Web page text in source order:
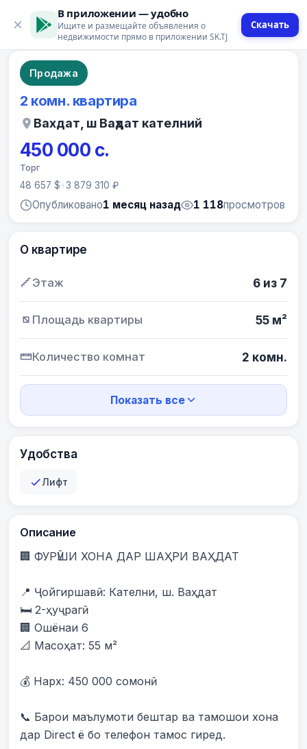
В приложении — удобно
Ищите и размещайте объявления о
недвижимости прямо в приложении SK.TJ
Скачать
9 фото
Продажа
2 комн. квартира
Вахдат, ш Ваҳдат кателний
450 000 с.
Торг
48 657 $•3 879 310 ₽
Опубликовано1 месяц назад 1 118просмотров
О квартире
Этаж 6 из 7
Площадь квартиры 55 м²
Количество комнат 2 комн.
Показать все
Удобства
Лифт
Описание
🏢 ФУРӮШИ ХОНА ДАР ШАҲРИ ВАҲДАТ
📍 Ҷойгиршавӣ: Кателни, ш. Ваҳдат
🛏️ 2-ҳуҷрагӣ
🏢 Ошёнаи 6
📐 Масоҳат: 55 м²
💰 Нарх: 450 000 сомонӣ
📞 Барои маълумоти бештар ва тамошои хона
дар Direct ё бо телефон тамос гиред.